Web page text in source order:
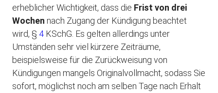
erheblicher Wichtigkeit, dass die Frist von drei
Wochen nach Zugang der Kündigung beachtet
wird, § 4 KSchG. Es gelten allerdings unter
Umständen sehr viel kürzere Zeiträume,
beispielsweise für die Zurückweisung von
Kündigungen mangels Originalvollmacht, sodass Sie
sofort, möglichst noch am selben Tage nach Erhalt